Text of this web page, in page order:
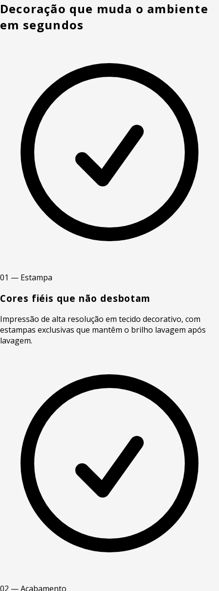
Decoração que muda o ambiente
em segundos
01 — Estampa
Cores fiéis que não desbotam
Impressão de alta resolução em tecido decorativo, com
estampas exclusivas que mantêm o brilho lavagem após
lavagem.
02 — Acabamento